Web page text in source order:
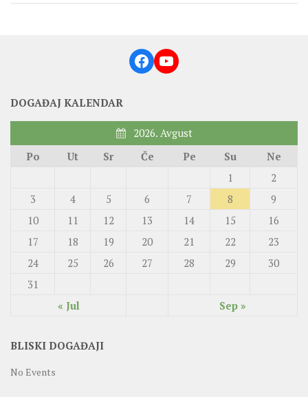
Facebook
YouTube
DOGAĐAJ KALENDAR
2026. Avgust
Po
Ut Sr Če Pe Su Ne
« Jul Sep »
1
2
3
4 5 6 7 8
9
10
11 12 13 14 15
16
17
18 19 20 21 22
23
24
25 26 27 28 29
30
31
BLISKI DOGAĐAJI
No Events